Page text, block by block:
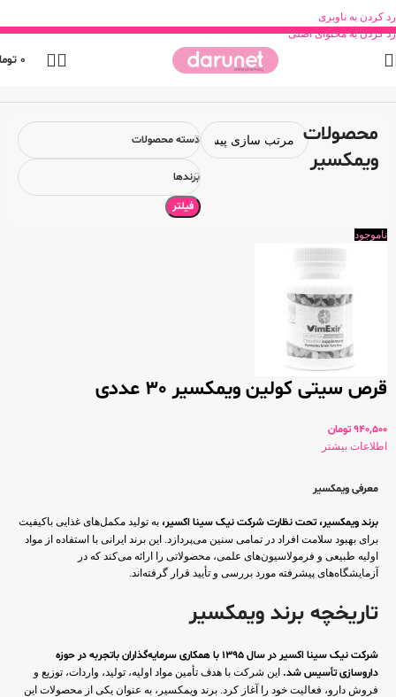
رد کردن به ناوبری
رد کردن به محتوای اصلی
0
خانه محصولات ویمکسیر
محصولات
ویمکسیر
دسته محصولات
برندها
فیلتر
ناموجود
قرص سیتی کولین ویمکسیر 30 عددی
940,500تومان
اطلاعات بیشتر
معرفی ویمکسیر
برند ویمکسیر، تحت نظارت شرکت نیک سینا اکسیر، به تولید مکمل‌های غذایی باکیفیت
برای بهبود سلامت افراد در تمامی سنین می‌پردازد. این برند ایرانی با استفاده از مواد
اولیه طبیعی و فرمولاسیون‌های علمی، محصولاتی را ارائه می‌کند که در
آزمایشگاه‌های پیشرفته مورد بررسی و تأیید قرار گرفته‌اند.
تاریخچه برند ویمکسیر
شرکت نیک سینا اکسیر در سال 1395 با همکاری سرمایه‌گذاران باتجربه در حوزه
داروسازی تأسیس شد. این شرکت با هدف تأمین مواد اولیه، تولید، واردات، توزیع و
فروش دارو، فعالیت خود را آغاز کرد. برند ویمکسیر، به عنوان یکی از محصولات این